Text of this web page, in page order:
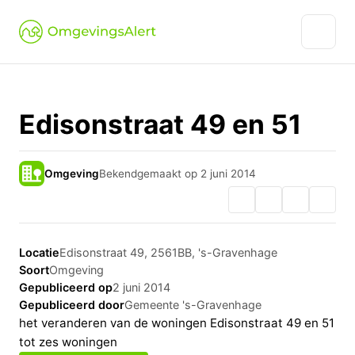
Edisonstraat 49 en 51
OmgevingBekendgemaakt op 2 juni 2014
LocatieEdisonstraat 49, 2561BB, 's-Gravenhage
SoortOmgeving
Gepubliceerd op2 juni 2014
Gepubliceerd doorGemeente 's-Gravenhage
het veranderen van de woningen Edisonstraat 49 en 51
tot zes woningen